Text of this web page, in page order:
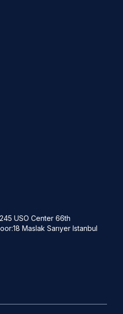
USO Center 66th
Maslak Sarıyer Istanbul